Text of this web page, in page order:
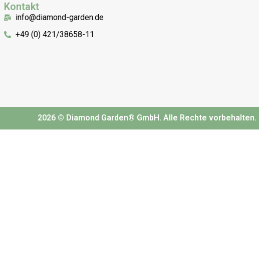
Kontakt
info@diamond-garden.de
+49 (0) 421/38658-11
2026 © Diamond Garden® GmbH. Alle Rechte vorbehalten.